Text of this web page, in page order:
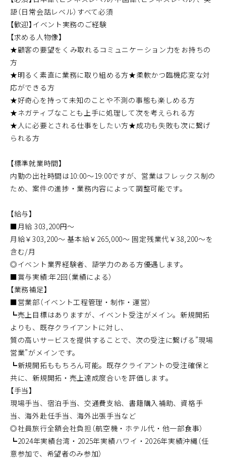
語（日常会話レベル）すべて必須
【歓迎】イベント実務のご経験
【求める人物像】
★顧客の要望をくみ取れるコミュニケーション力をお持ちの
方
★明るく素直に業務に取り組める方★柔軟かつ臨機応変な対
応ができる方
★好奇心を持って未知のことや不測の事態も楽しめる方
★ネガティブなことも上手に処理して次を考えられる方
★人に必要とされる仕事をしたい方★成功も失敗も次に繋げ
られる方
【標準就業時間】
内勤の出社時間は10:00～19:00ですが、営業はフレックス制の
ため、案件の進捗・業務内容によって調整可能です。
【給与】
■月給 303,200円～
月給￥303,200～ 基本給￥265,000～ 固定残業代￥38,200～を
含む/月
◎イベント業界経験者、語学力のある方優遇します。
■賞与実績:年2回（業績による）
【業務補足】
■営業部（イベント工程管理・制作・運営）
┗売上目標はありますが、イベント受注がメイン。新規開拓
よりも、既存クライアントに対し、
質の高いサービスを提供することで、次の受注に繋げる”現場
営業”がメインです。
┗新規開拓ももちろん可能。既存クライアントの受注確保と
共に、新規開拓・売上達成度合いを評価します。
【手当】
現場手当、宿泊手当、交通費支給、書籍購入補助、資格手
当、海外赴任手当、海外出張手当など
◎社員旅行全額会社負担（航空機・ホテル代・他一部食事）
┗2024年実績台湾・2025年実績ハワイ・2026年実績沖縄（任
意参加で、希望者のみ参加）